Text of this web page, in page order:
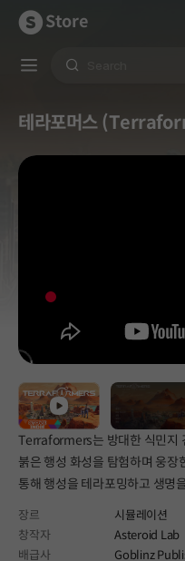
Store
테라포머스
Terraformers는 방대한 식민지
붉은 행성 화성을 탐험하며 웅장
통해 행성을 테라포밍하고 생명
장르
시뮬레이션
창작자
Asteroid Lab
배급사
Goblinz